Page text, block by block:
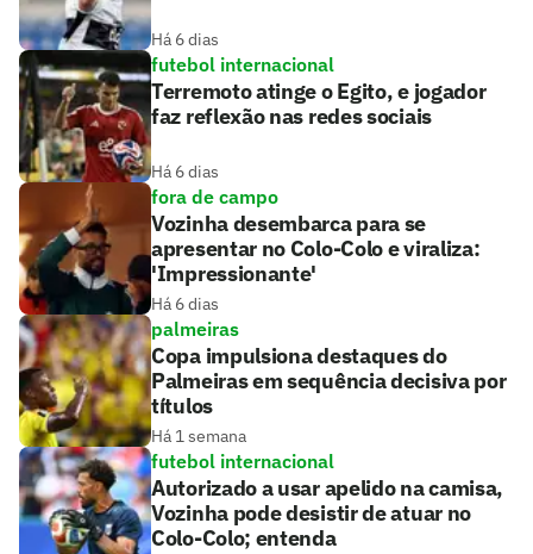
Há 6 dias
futebol internacional
Terremoto atinge o Egito, e jogador
faz reflexão nas redes sociais
Há 6 dias
fora de campo
Vozinha desembarca para se
apresentar no Colo-Colo e viraliza:
'Impressionante'
Há 6 dias
palmeiras
Copa impulsiona destaques do
Palmeiras em sequência decisiva por
títulos
Há 1 semana
futebol internacional
Autorizado a usar apelido na camisa,
Vozinha pode desistir de atuar no
Colo-Colo; entenda